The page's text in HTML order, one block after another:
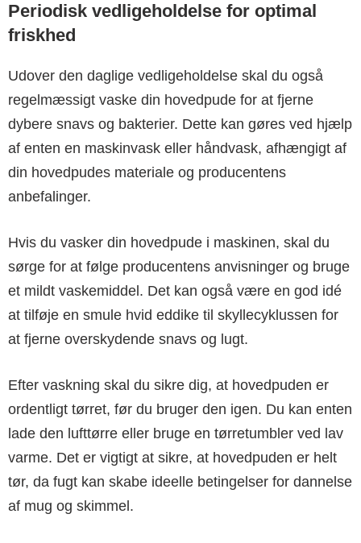
Periodisk vedligeholdelse for optimal
friskhed
Udover den daglige vedligeholdelse skal du også
regelmæssigt vaske din hovedpude for at fjerne
dybere snavs og bakterier. Dette kan gøres ved hjælp
af enten en maskinvask eller håndvask, afhængigt af
din hovedpudes materiale og producentens
anbefalinger.
Hvis du vasker din hovedpude i maskinen, skal du
sørge for at følge producentens anvisninger og bruge
et mildt vaskemiddel. Det kan også være en god idé
at tilføje en smule hvid eddike til skyllecyklussen for
at fjerne overskydende snavs og lugt.
Efter vaskning skal du sikre dig, at hovedpuden er
ordentligt tørret, før du bruger den igen. Du kan enten
lade den lufttørre eller bruge en tørretumbler ved lav
varme. Det er vigtigt at sikre, at hovedpuden er helt
tør, da fugt kan skabe ideelle betingelser for dannelse
af mug og skimmel.